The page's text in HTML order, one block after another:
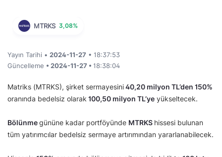
MTRKS 3,08%
Yayın Tarihi • 2024-11-27 • 18:37:53
Güncelleme • 2024-11-27 • 18:38:04
Matriks (MTRKS), şirket sermayesini40,20 milyon TL’den 150%
oranında bedelsiz olarak 100,50 milyon TL’ye yükseltecek.
Bölünmegününe kadar portföyünde MTRKS hissesi bulunan
tüm yatırımcılar bedelsiz sermaye artırımından yararlanabilecek.